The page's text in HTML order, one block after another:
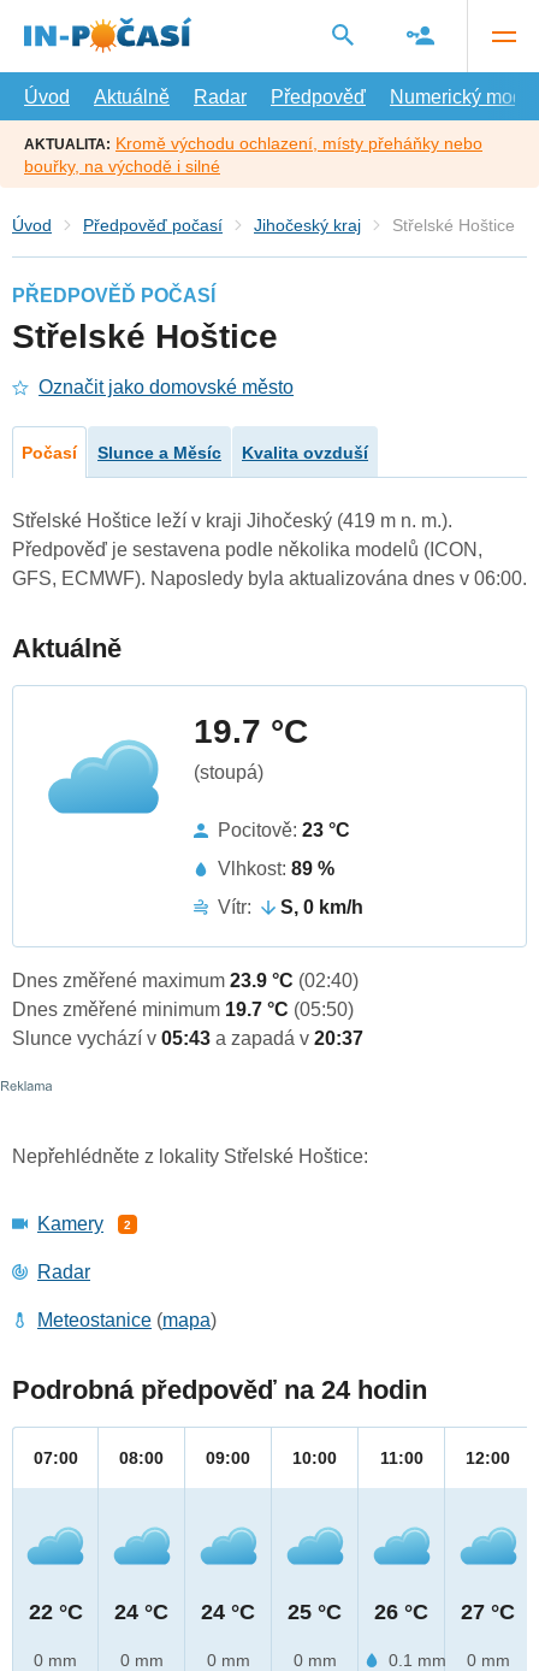
hlavní
Úvod
Aktuálně Radar Předpověď Numerický model
AKTUALITA: Kromě východu ochlazení, místy přeháňky nebo
bouřky, na východě i silné
Úvod Předpověď počasí Jihočeský kraj Střelské Hoštice
PŘEDPOVĚĎ POČASÍ
Střelské Hoštice
Označit jako domovské město
Počasí Slunce a Měsíc Kvalita ovzduší
Střelské Hoštice leží v kraji Jihočeský (419 m n. m.).
Předpověď je sestavena podle několika modelů (ICON,
GFS, ECMWF). Naposledy byla aktualizována dnes v 06:00.
Aktuálně
19.7 °C
(stoupá)
Pocitově: 23 °C
Vlhkost: 89 %
Vítr:
S, 0 km/h
Dnes změřené maximum 23.9 °C (02:40)
Dnes změřené minimum 19.7 °C (05:50)
Slunce vychází v 05:43 a zapadá v 20:37
Nepřehlédněte z lokality Střelské Hoštice:
Kamery 2
Radar
Meteostanice (mapa)
Podrobná předpověď na 24 hodin
07:00
22 °C
0 mm
08:00
24 °C
0 mm
09:00
24 °C
0 mm
10:00
25 °C
0 mm
11:00
26 °C
0.1 mm
12:00
27 °C
0 mm